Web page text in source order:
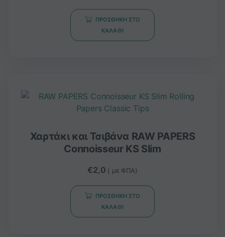
ΠΡΟΣΘΉΚΗ ΣΤΟ
ΚΑΛΆΘΙ
Χαρτάκι και Τσιβάνα RAW PAPERS
Connoisseur KS Slim
€2,0 ( με ΦΠΑ)
ΠΡΟΣΘΉΚΗ ΣΤΟ
ΚΑΛΆΘΙ